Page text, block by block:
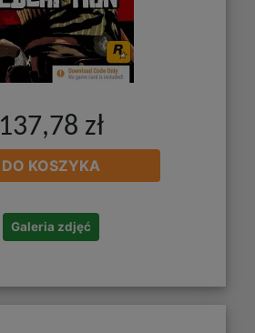
137,78 zł
DO KOSZYKA
Galeria zdjęć